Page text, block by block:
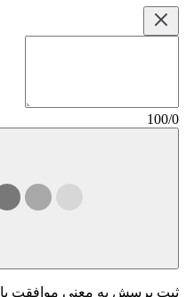
100/0
ثبت پرسش به معنی موافقت با